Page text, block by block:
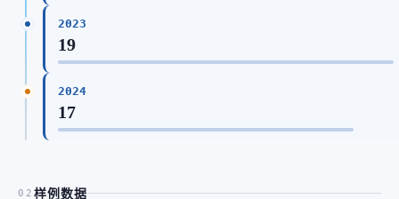
2023
19
2024
17
02 样例数据